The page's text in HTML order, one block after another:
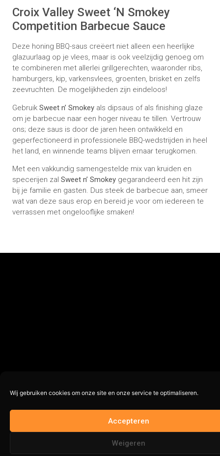
Wij gebruiken cookies om onze site en onze service te optimaliseren.
Accepteren
Weigeren
Croix Valley Sweet ‘N Smokey
Competition Barbecue Sauce
Deze honing BBQ-saus creëert niet alleen een heerlijke
glazuurlaag op je vlees, maar is ook veelzijdig genoeg om
te combineren met allerlei grillgerechten, waaronder ribs,
hamburgers, kip, varkensvlees, groenten, brisket en zelfs
zeevruchten. De mogelijkheden zijn eindeloos!
Gebruik Sweet n’ Smokey als dipsaus of als finishing glaze
om je barbecue naar een hoger niveau te tillen. Vertrouw
ons; deze saus is door de jaren heen ontwikkeld en
geperfectioneerd in professionele BBQ-wedstrijden in heel
het land, en winnende teams blijven ernaar terugkomen.
Met een vakkundig samengestelde mix van kruiden en
specerijen zal Sweet n’ Smokey gegarandeerd een hit zijn
bij je familie en gasten. Dus steek de barbecue aan, smeer
wat van deze saus erop en bereid je voor om iedereen te
verrassen met ongelooflijke smaken!